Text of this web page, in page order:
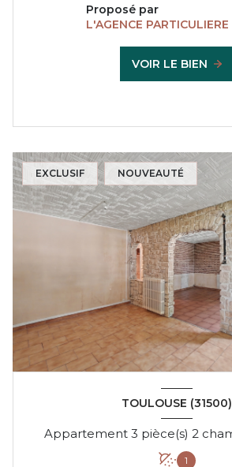
Proposé par
L'AGENCE PARTICULIERE
VOIR LE BIEN
EXCLUSIF NOUVEAUTÉ
TOULOUSE (31500)
1